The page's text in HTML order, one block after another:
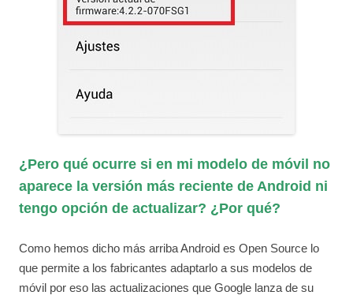
¿Pero qué ocurre si en mi modelo de móvil no
aparece la versión más reciente de Android ni
tengo opción de actualizar? ¿Por qué?
Como hemos dicho más arriba Android es Open Source lo
que permite a los fabricantes adaptarlo a sus modelos de
móvil por eso las actualizaciones que Google lanza de su